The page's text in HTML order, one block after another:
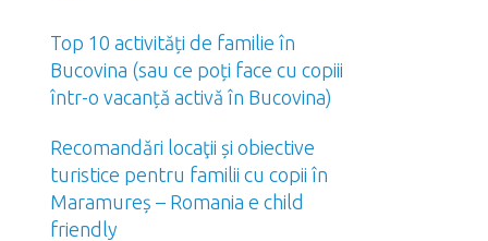
Top 10 activități de familie în
Bucovina (sau ce poți face cu copiii
într-o vacanță activă în Bucovina)
Recomandări locaţii și obiective
turistice pentru familii cu copii în
Maramureș – Romania e child
friendly